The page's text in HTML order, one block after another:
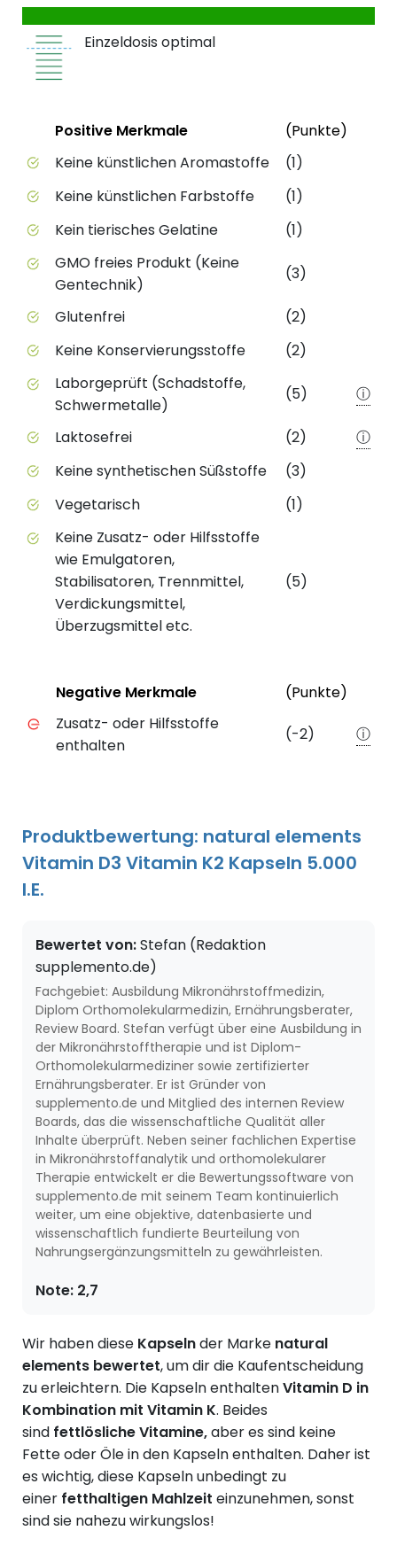
Einzeldosis optimal
Positive Merkmale des Produkts mit
StatusPositive Merkmale (Punkte)
Keine künstlichen Aromastoffe
(1)
Keine künstlichen Farbstoffe
(1)
Kein tierisches Gelatine
(1)
GMO freies Produkt (Keine
Gentechnik)
(3)
Glutenfrei
(2)
Keine Konservierungsstoffe
(2)
Laborgeprüft (Schadstoffe,
Schwermetalle)
(5) ⓘ
Laktosefrei (2)
ⓘ
Keine synthetischen Süßstoffe
(3)
Vegetarisch
(1)
Keine Zusatz- oder Hilfsstoffe
wie Emulgatoren,
Stabilisatoren, Trennmittel,
Verdickungsmittel,
Überzugsmittel etc.
(5)
Negative Merkmale des Produkts mit Punkteabzug
StatusNegative Merkmale (Punkte)
Zusatz- oder Hilfsstoffe
enthalten
(-2) ⓘ
Produktbewertung: natural elements
Vitamin D3 Vitamin K2 Kapseln 5.000
I.E.
Bewertet von:Stefan (Redaktion
supplemento.de)
Fachgebiet: Ausbildung Mikronährstoffmedizin,
Diplom Orthomolekularmedizin, Ernährungsberater,
Review Board. Stefan verfügt über eine Ausbildung in
der Mikronährstofftherapie und ist Diplom-
Orthomolekularmediziner sowie zertifizierter
Ernährungsberater. Er ist Gründer von
supplemento.de und Mitglied des internen Review
Boards, das die wissenschaftliche Qualität aller
Inhalte überprüft. Neben seiner fachlichen Expertise
in Mikronährstoffanalytik und orthomolekularer
Therapie entwickelt er die Bewertungssoftware von
supplemento.de mit seinem Team kontinuierlich
weiter, um eine objektive, datenbasierte und
wissenschaftlich fundierte Beurteilung von
Nahrungsergänzungsmitteln zu gewährleisten.
Note: 2,7
Wir haben diese Kapselnder Marke natural
elements bewertet, um dir die Kaufentscheidung
zu erleichtern. Die Kapseln enthaltenVitamin D in
Kombination mit Vitamin K. Beides
sind fettlösliche Vitamine,aber es sind keine
Fette oder Öle in den Kapseln enthalten. Daher ist
es wichtig, diese Kapseln unbedingt zu
einer fetthaltigen Mahlzeit einzunehmen, sonst
sind sie nahezu wirkungslos!